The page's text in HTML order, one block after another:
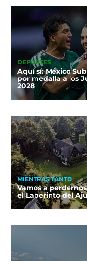
DEPORTES
Aquí sí: México
por medalla a los
2028
MIENTRAS TANTO
Vamos a
el Laberinto del